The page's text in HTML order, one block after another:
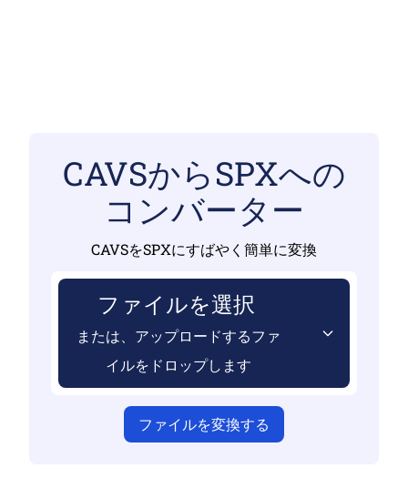
CAVSからSPXへの
コンバーター
CAVSをSPXにすばやく簡単に変換
ファイルを選択
または、アップロードするファ
イルをドロップします
ファイルを変換する